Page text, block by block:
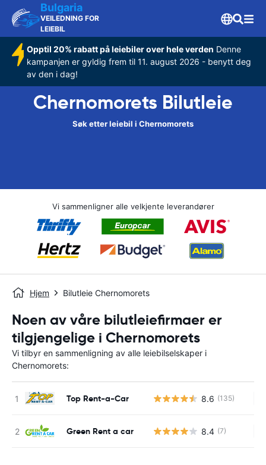
Bulgaria
VEILEDNING FOR
LEIEBIL
Opptil 20% rabatt på leiebiler over hele verden Denne
kampanjen er gyldig frem til 11. august 2026 - benytt deg
av den i dag!
Chernomorets Bilutleie
Søk etter leiebil i Chernomorets
Vi sammenligner alle velkjente leverandører
Hjem Bilutleie Chernomorets
Noen av våre bilutleiefirmaer er
tilgjengelige i Chernomorets
Vi tilbyr en sammenligning av alle leiebilselskaper i
Chernomorets:
Top Rent-a-Car 8.6 (135)
Green Rent a car 8.4 (7)